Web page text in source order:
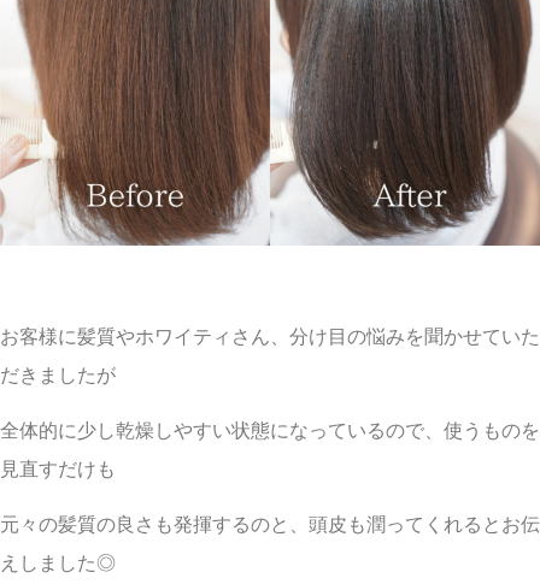
お客様に髪質やホワイティさん、分け目の悩みを聞かせていた
だきましたが
全体的に少し乾燥しやすい状態になっているので、使うものを
見直すだけも
元々の髪質の良さも発揮するのと、頭皮も潤ってくれるとお伝
えしました◎